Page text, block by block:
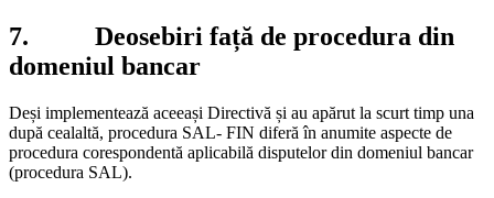
7. Deosebiri față de procedura din
domeniul bancar
Deși implementează aceeași Directivă și au apărut la scurt timp una
după cealaltă, procedura SAL- FIN diferă în anumite aspecte de
procedura corespondentă aplicabilă disputelor din domeniul bancar
(procedura SAL).